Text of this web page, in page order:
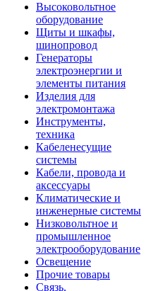
Высоковольтное
оборудование
Щиты и шкафы,
шинопровод
Генераторы
электроэнергии и
элементы питания
Изделия для
электромонтажа
Инструменты,
техника
Кабеленесущие
системы
Кабели, провода и
аксессуары
Климатические и
инженерные системы
Низковольтное и
промышленное
электрооборудование
Освещение
Прочие товары
Связь,